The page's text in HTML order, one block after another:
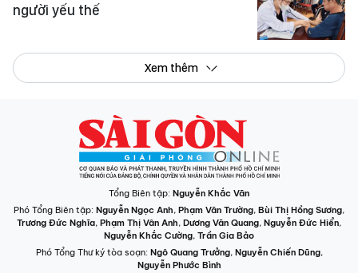
người yếu thế
Xem thêm
Tổng Biên tập: Nguyễn Khắc Văn
Phó Tổng Biên tập: Nguyễn Ngọc Anh, Phạm Văn Trường, Bùi Thị Hồng Sương,
Trương Đức Nghĩa, Phạm Thị Vân Anh, Dương Văn Quang, Nguyễn Đức Hiển,
Nguyễn Khắc Cường, Trần Gia Bảo
Phó Tổng Thư ký tòa soạn: Ngô Quang Trưởng, Nguyễn Chiến Dũng,
Nguyễn Phước Bình